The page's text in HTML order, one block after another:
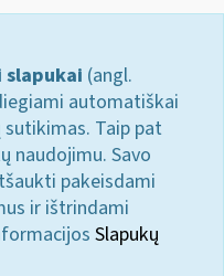
slapukai (angl.
automatiškai
Taip pat
naudojimu. Savo
pakeisdami
ir ištrindami
Slapukų